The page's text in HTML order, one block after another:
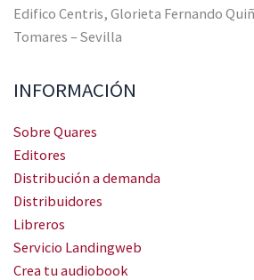
Edifico Centris, Glorieta Fernando
Tomares – Sevilla
INFORMACIÓN
Sobre Quares
Editores
Distribución a demanda
Distribuidores
Libreros
Servicio Landingweb
Crea tu audiobook